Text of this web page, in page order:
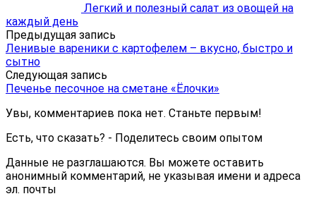
Легкий и полезный салат из овощей на
каждый день
Предыдущая запись
Ленивые вареники с картофелем – вкусно, быстро и
сытно
Следующая запись
Печенье песочное на сметане «Ёлочки»
Увы, комментариев пока нет. Станьте первым!
Есть, что сказать? - Поделитесь своим опытом
Данные не разглашаются. Вы можете оставить
анонимный комментарий, не указывая имени и адреса
эл. почты